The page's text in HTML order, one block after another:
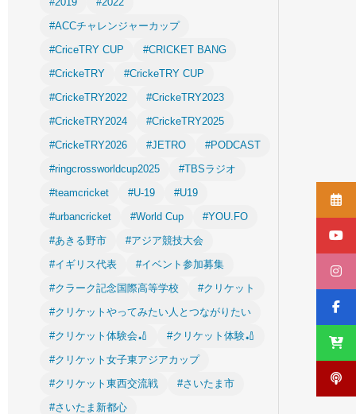
#ACCチャレンジャーカップ
#CriceTRY CUP
#CRICKET BANG
#CrickeTRY
#CrickeTRY CUP
#CrickeTRY2022
#CrickeTRY2023
#CrickeTRY2024
#CrickeTRY2025
#CrickeTRY2026
#JETRO
#PODCAST
#ringcrossworldcup2025
#TBSラジオ
#teamcricket
#U-19
#U19
#urbancricket
#World Cup
#YOU.FO
#あきる野市
#アジア競技大会
#イギリス代表
#イベント参加募集
#クラーク記念国際高等学校
#クリケット
#クリケットやってみたい人とつながりたい
#クリケット体験会🏏
#クリケット体験🏏
#クリケット女子東アジアカップ
#クリケット東西交流戦
#さいたま市
#さいたま新都心